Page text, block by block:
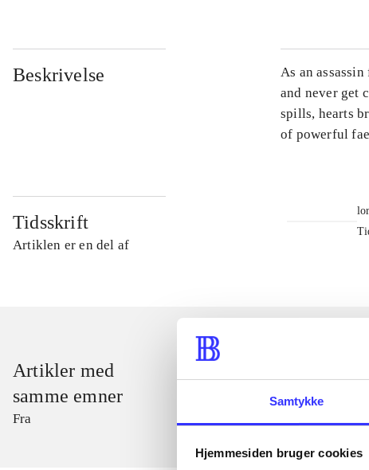
Samtykke
Hjemmesiden bruger cookies
Beskrivelse
As an
and never get
spills, hearts
of powerful
Tidsskrift
Artiklen er en del af
Artikler med
samme emner
Fra